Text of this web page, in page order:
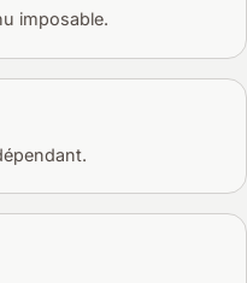
imposable.